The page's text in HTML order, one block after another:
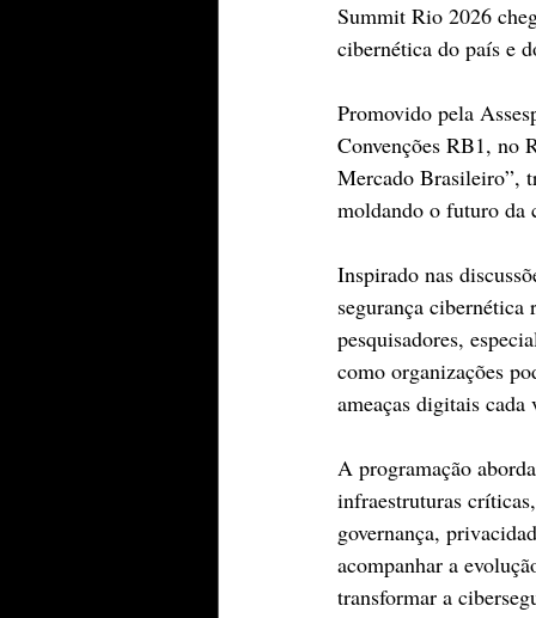
Summit Rio 2026
cibernética do país e
Promovido pela
Convenções RB1, no
Mercado Brasileiro”,
moldando o futuro da
Inspirado nas
segurança cibernética
pesquisadores,
como organizações
ameaças digitais cada
A programação
infraestruturas
governança,
acompanhar a
transformar a